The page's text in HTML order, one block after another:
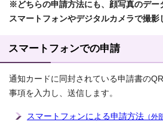
※どちらの申請方法にも、顔写真のデー
スマートフォンやデジタルカメラで撮影
スマートフォンでの申請
通知カードに同封されている申請書の
事項を入力し、送信します。
スマートフォンによる申請方法 （外